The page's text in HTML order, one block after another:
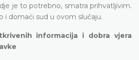
je to potrebno, smatra prihvatljivim.
i domaći sud u ovom slučaju.
informacija i dobra vjera